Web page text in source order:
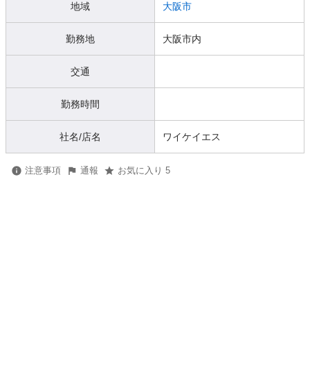
地域 大阪市
勤務地 大阪市内
交通
勤務時間
社名/店名 ワイケイエス
注意事項 通報 お気に入り 5